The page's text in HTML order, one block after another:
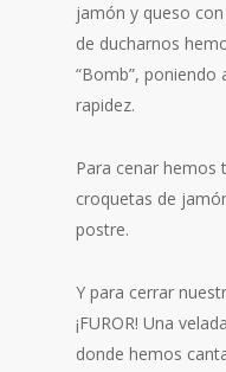
jamón y queso
de ducharnos
“Bomb”,
rapidez.
Para cenar hemos
croquetas de
postre.
Y para cerrar
¡FUROR! Una
donde hemos